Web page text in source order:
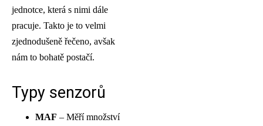
jednotce, která s nimi dále
pracuje. Takto je to velmi
zjednodušeně řečeno, avšak
nám to bohatě postačí.
Typy senzorů
MAF – Měří množství